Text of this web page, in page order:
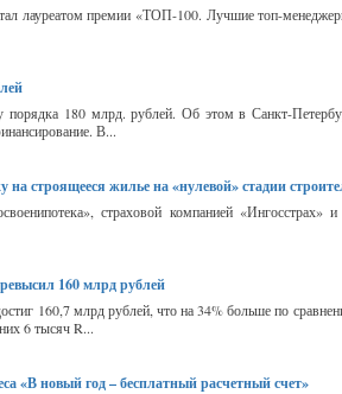
лауреатом премии «ТОП-100. Лучшие топ-
180 млрд. рублей. Об этом в Санкт-
В...
строящееся жилье на «нулевой» стадии
страховой компанией «Ингосстрах»
160 млрд рублей
160,7 млрд рублей, что на 34% больше по
6 тысяч R...
«В новый год – бесплатный расчетный счет»